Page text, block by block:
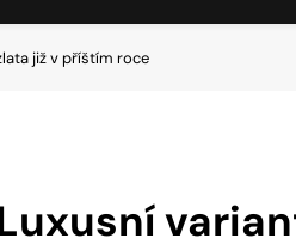
již v příštím roce